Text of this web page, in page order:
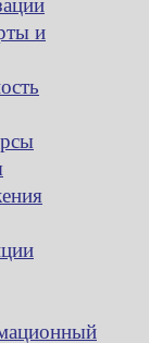
и